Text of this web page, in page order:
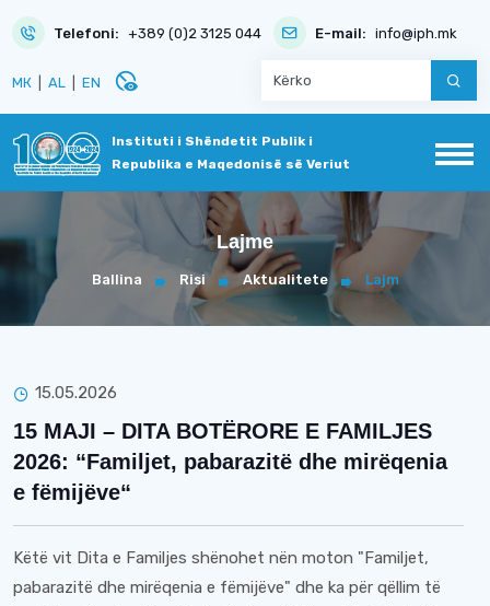
Telefoni: +389 (0)2 3125 044 E-mail: info@iph.mk
МК AL EN disabled_visible
Instituti i Shëndetit Publik i
Republika e Maqedonisë së Veriut
Lajme
Ballina Risi Aktualitete Lajm
15.05.2026
15 МАЈI – DITA BOTËRORE E FAMILJES
2026: “Familjet, pabarazitë dhe mirëqenia
e fëmijëve“
Këtë vit Dita e Familjes shënohet nën moton "Familjet,
pabarazitë dhe mirëqenia e fëmijëve" dhe ka për qëllim të